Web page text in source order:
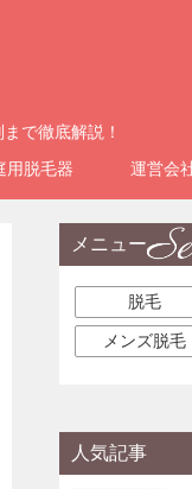
で徹底解説！
用脱毛器 運営会
メニュー
脱毛
メンズ脱毛
人気記事